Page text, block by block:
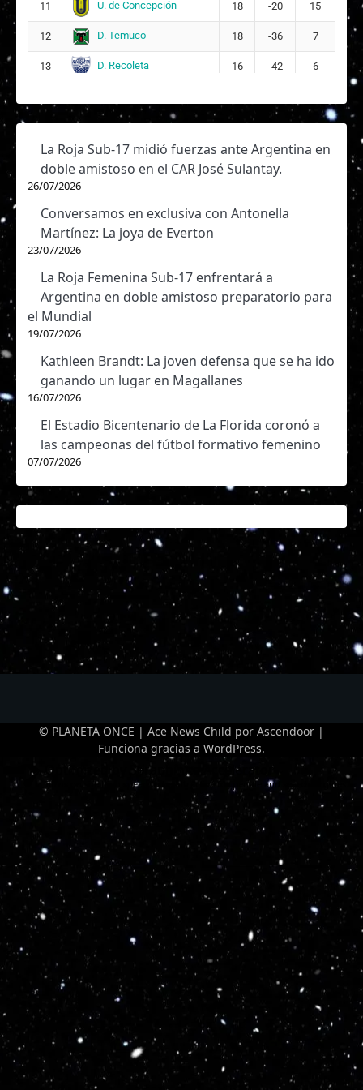
11 U. de Concepción 18 -20 15
12 D. Temuco 18 -36 7
13 D. Recoleta 16 -42 6
La Roja Sub-17 midió fuerzas ante Argentina en
doble amistoso en el CAR José Sulantay.
26/07/2026
Conversamos en exclusiva con Antonella
Martínez: La joya de Everton
23/07/2026
La Roja Femenina Sub-17 enfrentará a
Argentina en doble amistoso preparatorio para
el Mundial
19/07/2026
Kathleen Brandt: La joven defensa que se ha ido
ganando un lugar en Magallanes
16/07/2026
El Estadio Bicentenario de La Florida coronó a
las campeonas del fútbol formativo femenino
07/07/2026
© PLANETA ONCE | Ace News Child por Ascendoor |
Funciona gracias a WordPress.
Optimized by Seraphinite Accelerator
Turns on site high speed to be attractive for people and search engines.